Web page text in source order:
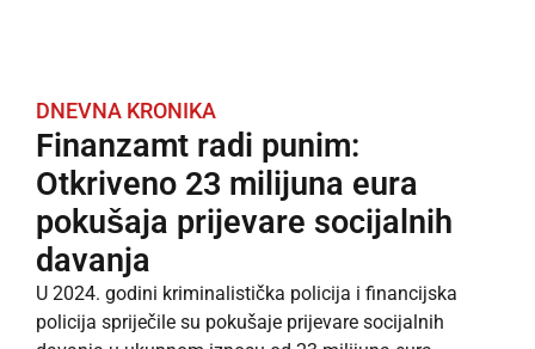
DNEVNA KRONIKA
Finanzamt radi punim:
Otkriveno 23 milijuna eura
pokušaja prijevare socijalnih
davanja
U 2024. godini kriminalistička policija i financijska
policija spriječile su pokušaje prijevare socijalnih